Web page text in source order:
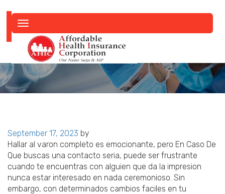
navigation
Posted
on
September 17, 2023 by
Hallar al varon completo es emocionante, pero En Caso De
Que buscas una contacto seria, puede ser frustrante
cuando te encuentras con alguien que da la impresion
nunca estar interesado en nada ceremonioso. Sin
embargo, con determinados cambios faciles en tu